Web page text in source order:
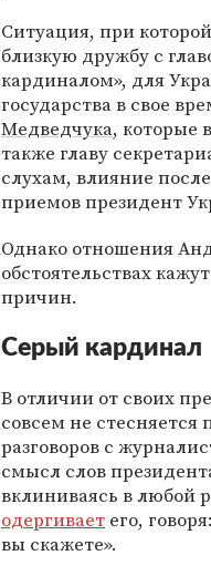
Ситуация, при
близкую дружбу с
кардиналом», для
государства в свое
Медведчука, которые
также главу
слухам, влияние
приемов президент
Однако отношения
обстоятельствах
причин.
Серый кардинал
В отличии от своих
совсем не
разговоров с
смысл слов
вклиниваясь в любой
одергивает его,
вы скажете».